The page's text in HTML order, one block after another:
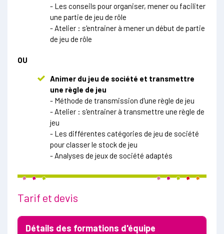
- Les conseils pour organiser, mener ou faciliter
une partie de jeu de rôle
- Atelier : s'entrainer à mener un début de partie
de jeu de rôle
OU
Animer du jeu de société et transmettre
une règle de jeu
- Méthode de transmission d'une règle de jeu
- Atelier : s'entrainer à transmettre une règle de
jeu
- Les différentes catégories de jeu de société
pour classer le stock de jeu
- Analyses de jeux de société adaptés
Tarif et devis
Détails des formations d'équipe